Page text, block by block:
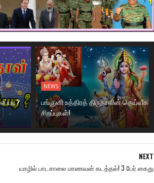
NEWS
பங்குனி உத்திரத் திருநாளின் தெய்வீக
சிறப்புகள்!
NEXT
யாழில் பாடசாலை மாணவன் கடத்தல்! 3 பேர் கைது